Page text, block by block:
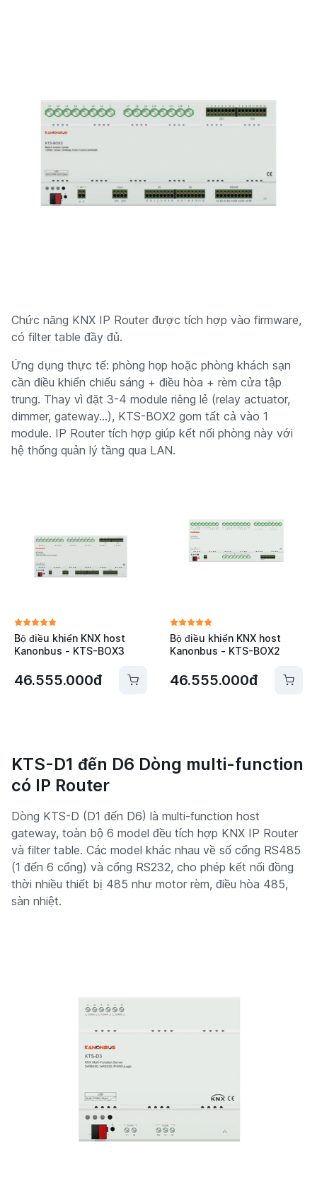
Chức năng KNX IP Router được tích hợp vào firmware,
có filter table đầy đủ.
Ứng dụng thực tế: phòng họp hoặc phòng khách sạn
cần điều khiển chiếu sáng + điều hòa + rèm cửa tập
trung. Thay vì đặt 3-4 module riêng lẻ (relay actuator,
dimmer, gateway...), KTS-BOX2 gom tất cả vào 1
module. IP Router tích hợp giúp kết nối phòng này với
hệ thống quản lý tầng qua LAN.
Bộ điều khiển KNX host
Kanonbus - KTS-BOX3
46.555.000đ
Bộ điều khiển KNX host
Kanonbus - KTS-BOX2
46.555.000đ
KTS-D1 đến D6 Dòng multi-function
có IP Router
Dòng KTS-D (D1 đến D6) là multi-function host
gateway, toàn bộ 6 model đều tích hợp KNX IP Router
và filter table. Các model khác nhau về số cổng RS485
(1 đến 6 cổng) và cổng RS232, cho phép kết nối đồng
thời nhiều thiết bị 485 như motor rèm, điều hòa 485,
sàn nhiệt.